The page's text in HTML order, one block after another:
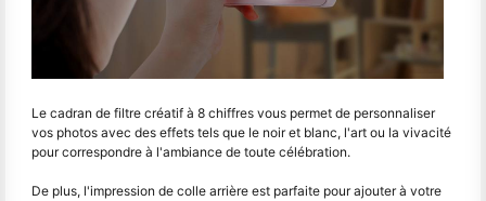
Le cadran de filtre créatif à 8 chiffres vous permet de personnaliser
vos photos avec des effets tels que le noir et blanc, l'art ou la vivacité
pour correspondre à l'ambiance de toute célébration.
De plus, l'impression de colle arrière est parfaite pour ajouter à votre